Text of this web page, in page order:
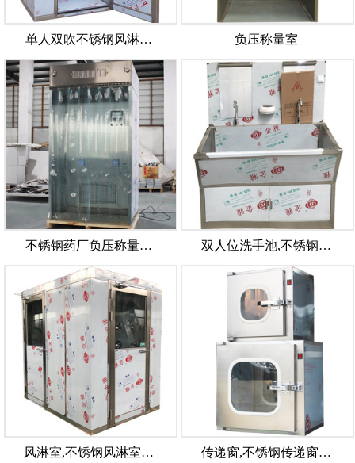
单人双吹不锈钢风淋… 负压称量室
不锈钢药厂负压称量… 双人位洗手池,不锈钢…
风淋室,不锈钢风淋室… 传递窗,不锈钢传递窗…